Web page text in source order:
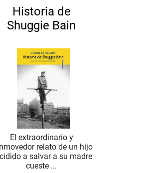
Historia de
Shuggie Bain
El extraordinario y
relato de un hijo
a salvar a su madre
cueste ...